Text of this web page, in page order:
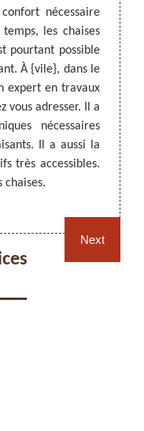
-
59 NORD
fauteuil, chaises
et sièges 59
nécessaire
temps, les chaises
pourtant possible
À {vile}, dans le
expert en travaux
vous adresser. Il a
nécessaires
Il a aussi la
très accessibles.
chaises.
ce
le et
Next